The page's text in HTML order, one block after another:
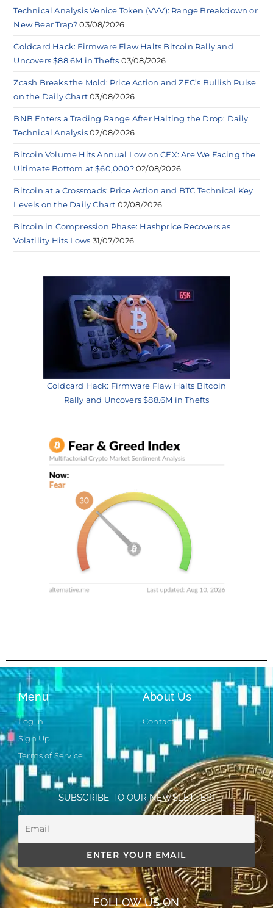
Technical Analysis Venice Token (VVV): Range Breakdown or
New Bear Trap? 03/08/2026
Coldcard Hack: Firmware Flaw Halts Bitcoin Rally and
Uncovers $88.6M in Thefts 03/08/2026
Zcash Breaks the Mold: Price Action and ZEC’s Bullish Pulse
on the Daily Chart 03/08/2026
BNB Enters a Trading Range After Halting the Drop: Daily
Technical Analysis 02/08/2026
Bitcoin Volume Hits Annual Low on CEX: Are We Facing the
Ultimate Bottom at $60,000? 02/08/2026
Bitcoin at a Crossroads: Price Action and BTC Technical Key
Levels on the Daily Chart 02/08/2026
Bitcoin in Compression Phase: Hashprice Recovers as
Volatility Hits Lows 31/07/2026
Coldcard Hack: Firmware Flaw Halts Bitcoin
Rally and Uncovers $88.6M in Thefts
Menu
Log in
Sign Up
Terms of Service
About Us
Contact
SUBSCRIBE TO OUR NEWSLETTER!
FOLLOW US ON